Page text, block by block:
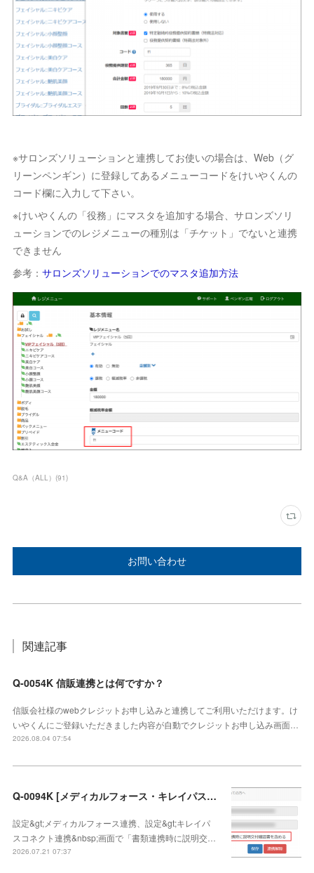
※サロンズソリューションと連携してお使いの場合は、Web（グ
リーンペンギン）に登録してあるメニューコードをけいやくんの
コード欄に入力して下さい。
※けいやくんの「役務」にマスタを追加する場合、サロンズソリ
ューションでのレジメニューの種別は「チケット」でないと連携
できません
参考：サロンズソリューションでのマスタ追加方法
Q&A（ALL） (91)
お問い合わせ
関連記事
Q-0054K 信販連携とは何ですか？
信販会社様のwebクレジットお申し込みと連携してご利用いただけます。け
いやくんにご登録いただきました内容が自動でクレジットお申し込み画面…
2026.08.04 07:54
Q-0094K [メディカルフォース・キレイパスコネクト連携]説明交付確認書の連携方法
設定&gt;メディカルフォース連携、設定&gt;キレイパ
スコネクト連携&nbsp;画面で「書類連携時に説明交…
2026.07.21 07:37